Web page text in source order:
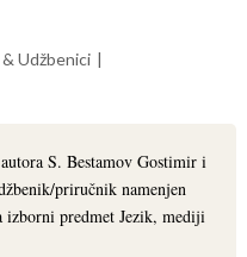
Udžbenici
S. Bestamov Gostimir i
priručnik namenjen
izborni predmet Jezik, mediji